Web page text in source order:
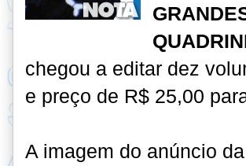
chegou a editar dez
e preço de R$ 25,00
A imagem do anúncio